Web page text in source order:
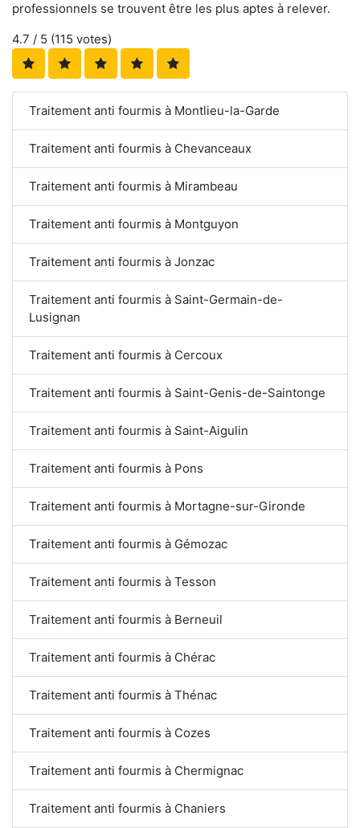
professionnels se trouvent être les plus aptes à relever.
4.7 / 5 (115 votes)
Traitement anti fourmis à Montlieu-la-Garde
Traitement anti fourmis à Chevanceaux
Traitement anti fourmis à Mirambeau
Traitement anti fourmis à Montguyon
Traitement anti fourmis à Jonzac
Traitement anti fourmis à Saint-Germain-de-
Lusignan
Traitement anti fourmis à Cercoux
Traitement anti fourmis à Saint-Genis-de-Saintonge
Traitement anti fourmis à Saint-Aigulin
Traitement anti fourmis à Pons
Traitement anti fourmis à Mortagne-sur-Gironde
Traitement anti fourmis à Gémozac
Traitement anti fourmis à Tesson
Traitement anti fourmis à Berneuil
Traitement anti fourmis à Chérac
Traitement anti fourmis à Thénac
Traitement anti fourmis à Cozes
Traitement anti fourmis à Chermignac
Traitement anti fourmis à Chaniers